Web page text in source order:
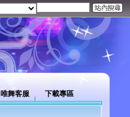
唯舞客服 下載專區